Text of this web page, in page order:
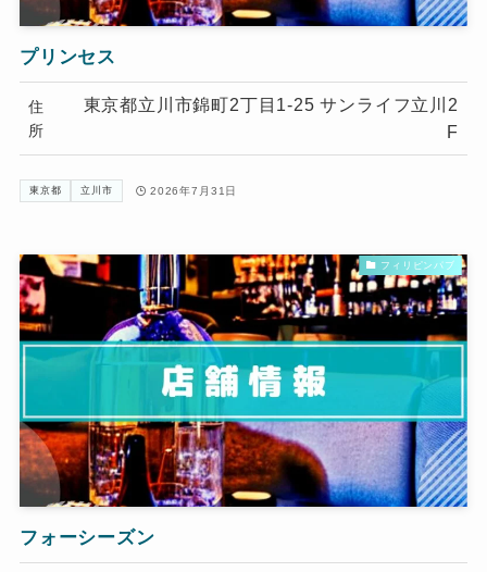
プリンセス
住
所
東京都立川市錦町2丁目1-25 サンライフ立川2
F
東京都 立川市 2026年7月31日
フィリピンパブ
フォーシーズン